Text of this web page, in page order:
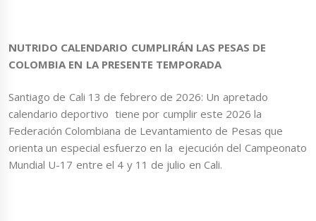
NUTRIDO CALENDARIO CUMPLIRÁN LAS PESAS DE
COLOMBIA EN LA PRESENTE TEMPORADA
Santiago de Cali 13 de febrero de 2026: Un apretado
calendario deportivo tiene por cumplir este 2026 la
Federación Colombiana de Levantamiento de Pesas que
orienta un especial esfuerzo en la ejecución del Campeonato
Mundial U-17 entre el 4 y 11 de julio en Cali.